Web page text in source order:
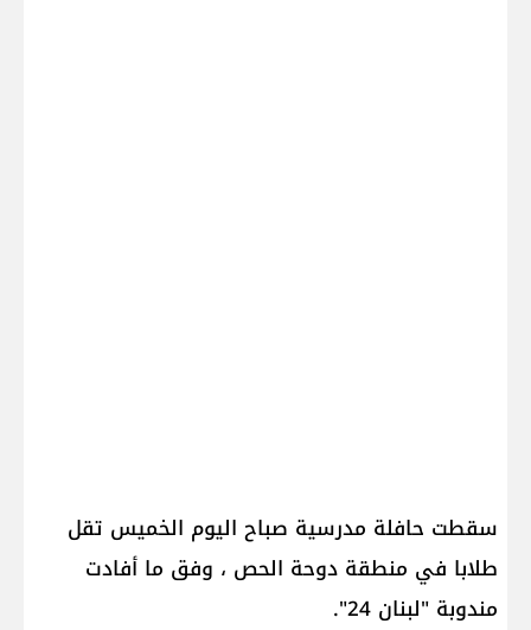
سقطت حافلة مدرسية صباح اليوم الخميس تقل
طلابا في منطقة دوحة الحص ، وفق ما أفادت
مندوبة "لبنان 24".